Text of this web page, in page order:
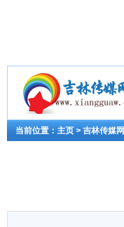
当前位置： 主页 > 吉林传媒网